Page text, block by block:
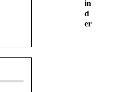
in
d
er